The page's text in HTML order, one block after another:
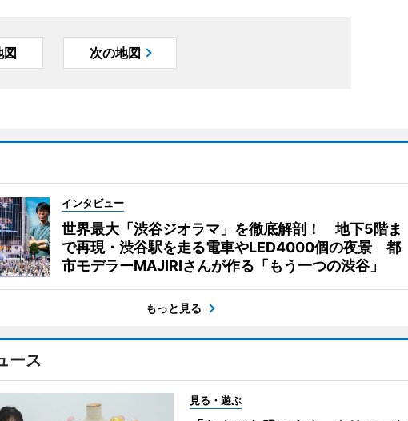
図 次の地図
インタビュー
世界最大「渋谷ジオラマ」を徹底解剖！ 地下5階ま
で再現・渋谷駅を走る電車やLED4000個の夜景 都
市モデラーMAJIRIさんが作る「もう一つの渋谷」
もっと見る
ース
見る・遊ぶ